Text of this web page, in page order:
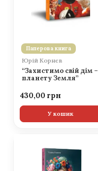
Паперова книга
Юрій Корнєв
“Захистимо свій дім –
планету Земля”
430,00
У кошик